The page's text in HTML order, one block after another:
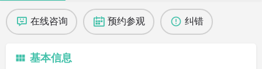
在线咨询 预约参观 纠错
基本信息